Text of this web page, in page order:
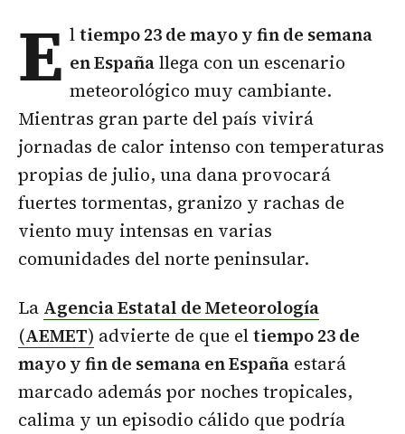
E ltiempo 23 de mayo y fin de semana
en Españallega con un escenario
meteorológico muy cambiante.
Mientras gran parte del país vivirá
jornadas de calor intenso con temperaturas
propias de julio, una dana provocará
fuertes tormentas, granizo y rachas de
viento muy intensas en varias
comunidades del norte peninsular.
La Agencia Estatal de Meteorología
(AEMET) advierte de que eltiempo 23 de
mayo y fin de semana en España estará
marcado además por noches tropicales,
calima y un episodio cálido que podría